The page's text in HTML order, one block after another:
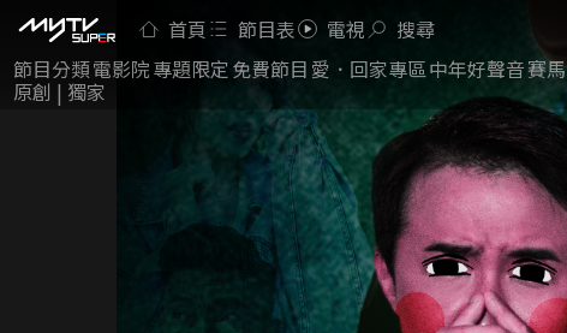
首頁 節目表 電視 搜尋
節目分類電影院專題限定免費節目 愛．回家專區中年好聲音賽馬
原創 | 獨家